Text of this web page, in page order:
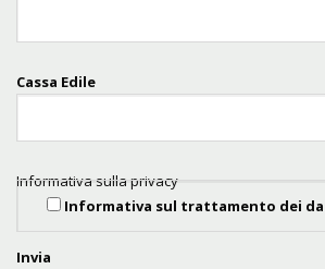
Cassa Edile
Informativa sulla privacy
Informativa sul trattamento dei
Invia